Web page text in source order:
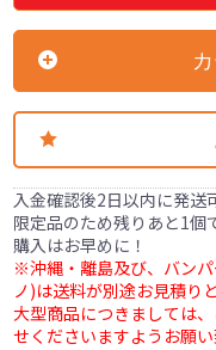
入金確認後2日以内に発送
限定品のため残りあと1個
購入はお早めに！
※沖縄・離島及び、バン
ノ)は送料が別途お見積り
大型商品につきましては
せくださいますようお願い